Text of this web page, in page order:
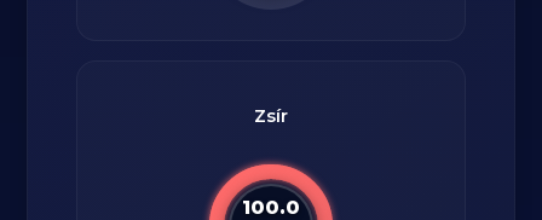
Zsír
100.0